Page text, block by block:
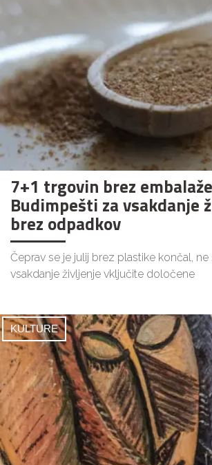
7+1 trgovin brez
Budimpešti za vsakdanje
brez odpadkov
Čeprav se je julij brez plastike končal,
vsakdanje življenje vključite določene
KULTURE